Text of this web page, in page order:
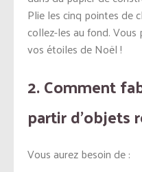
Plie les cinq pointes de
collez-les au fond.
vos étoiles de Noël !
2. Comment
partir d’objets
Vous aurez besoin de :